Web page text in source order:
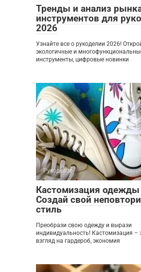
Тренды и анализ
инструментов для
2026
Узнайте все о рукоделии 2026!
экологичные и
инструменты, цифровые новинки
Рукоделие
Кастомизация одежды
Создай свой
стиль
Преобрази свою одежду и вырази
индивидуальность! Кастомизация –
взгляд на гардероб, экономия